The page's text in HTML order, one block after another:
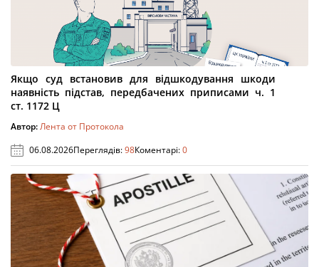
Якщо суд встановив для відшкодування шкоди
наявність підстав, передбачених приписами ч. 1
ст. 1172 Ц
Автор:Лента от Протокола
06.08.2026Переглядів:98Коментарі:0